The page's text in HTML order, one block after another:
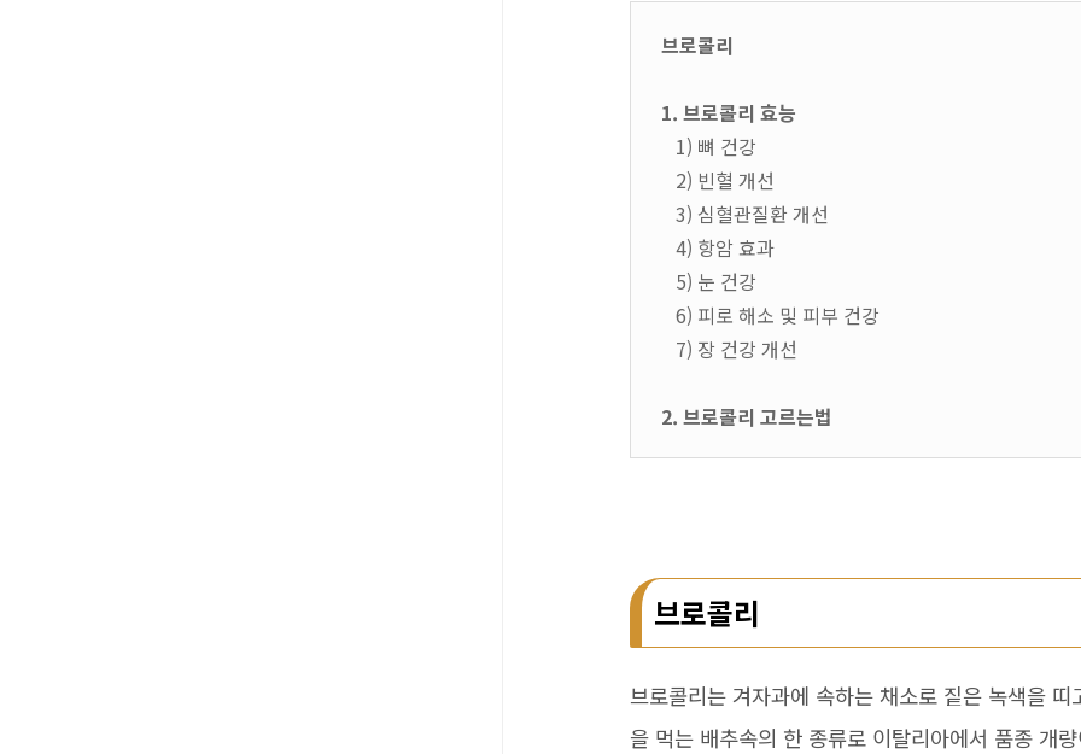
브로콜리
1. 브로콜리 효능
1) 뼈 건강
2) 빈혈 개선
3) 심혈관질환 개선
4) 항암 효과
5) 눈 건강
6) 피로 해소 및 피부 건강
7) 장 건강 개선
2. 브로콜리 고르는법
브로콜리
브로콜리는 겨자과에 속하는 채소로 짙은 녹색을
을 먹는 배추속의 한 종류로 이탈리아에서 품종 개